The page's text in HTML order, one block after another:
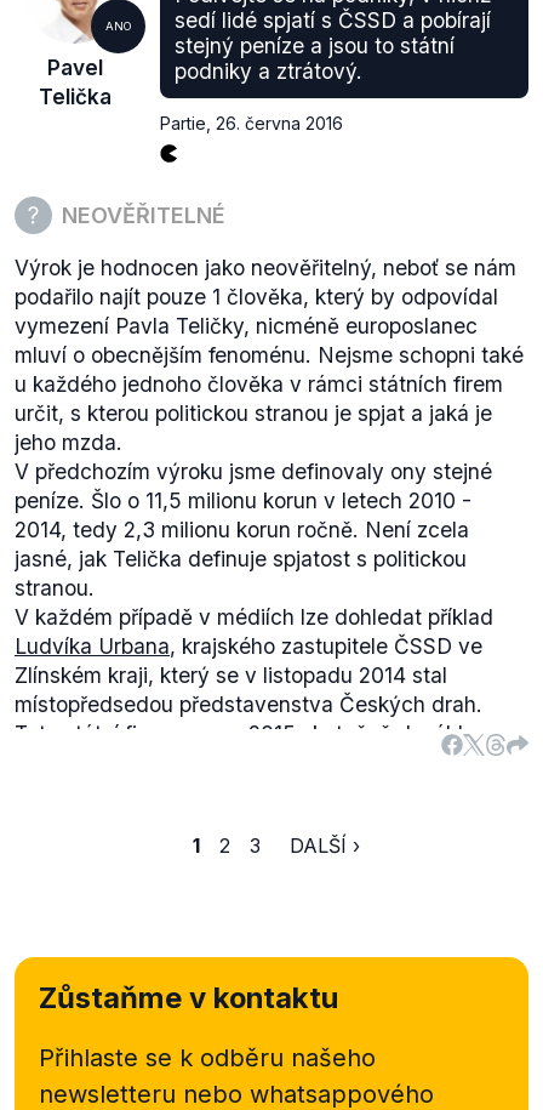
uskutečnění referenda z 16. března 2014 o statusu
Krymu. Je jedním z podepsaných pod smlouvou o
připojení Krymské republiky k Ruské federaci z
března 2014. Je také zvoleným nejvyšším
představitelem tzv. Krymské republiky. Samozvaně
sloučil ve své osobě funkci předsedy vlády a
V listopadu 2016 bylo na seznam
anektovaný Krym. Je nutné zmínit, že podobný, ne
tak rozsáhlý a legálně odůvodnitelný,seznam89
nežádoucích osob vystavila i RF v roce 2015.
Je tedy pravdou, že sankce jsou cíleny na konkrétní
osoby, které jsou zásadně spojeny s narušením
suverenity Ukrajiny a anexe Krymu (dle EU).
ANO
Pavel
Telička
sedí lidé spjatí s ČSSD a pobírají
stejný peníze a jsou to státní
podniky a ztrátový.
Partie 26. června 2016
NEOVĚŘITELNÉ
Výrok je hodnocen jako neověřitelný, neboť se nám
podařilo najít pouze 1 člověka, který by odpovídal
vymezení Pavla Teličky, nicméně europoslanec
mluví o obecnějším fenoménu. Nejsme schopni také
u každého jednoho člověka v rámci státních firem
určit, s kterou politickou stranou je spjat a jaká je
jeho mzda.
V předchozím výroku jsme definovaly ony stejné
peníze. Šlo o 11,5 milionu korun v letech 2010 -
2014, tedy 2,3 milionu korun ročně. Není zcela
jasné, jak Telička definuje spjatost s politickou
stranou.
V každém případě v médiích lze dohledat příklad
Ludvíka Urbana, krajského zastupitele ČSSD ve
Zlínském kraji, který se v listopadu 2014 stal
místopředsedou představenstva Českých drah.
Tato státní firma v roce 2015 skutečně dosáhla
(str. 2)
má v této pozici vydělávat zhruba 3 miliony korun
protekční z titulu jeho stranické příslušnosti.
Vevýroční zprávě(str. 14) ČD Cargo za rok 2015,
(tento podnik není ve ztrátě, tedy zde není
Teličkova výtka validní) se k němu uvádí:
1 2 3 DALŠÍ ›
Zůstaňme v kontaktu
Přihlaste se k odběru našeho
newsletteru nebo whatsappového